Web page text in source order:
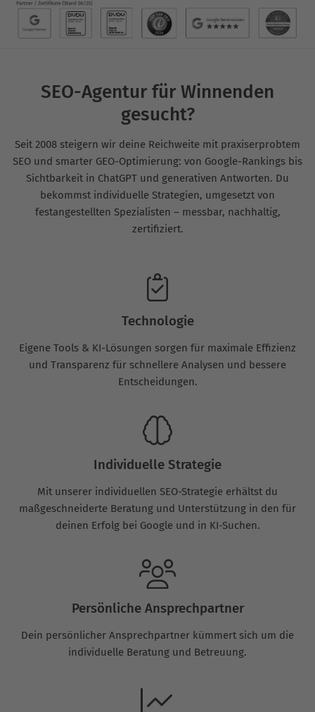
SEO-Agentur für Winnenden
gesucht?
Seit 2008 steigern wir deine Reichweite mit praxiserprobtem
SEO und smarter GEO-Optimierung: von Google-Rankings bis
Sichtbarkeit in ChatGPT und generativen Antworten. Du
bekommst individuelle Strategien, umgesetzt von
festangestellten Spezialisten – messbar, nachhaltig,
zertifiziert.
Technologie
Eigene Tools & KI-Lösungen sorgen für maximale Effizienz
und Transparenz für schnellere Analysen und bessere
Entscheidungen.
Individuelle Strategie
Mit unserer individuellen SEO-Strategie erhältst du
maßgeschneiderte Beratung und Unterstützung in den für
deinen Erfolg bei Google und in KI-Suchen.
Persönliche Ansprechpartner
Dein persönlicher Ansprechpartner kümmert sich um die
individuelle Beratung und Betreuung.